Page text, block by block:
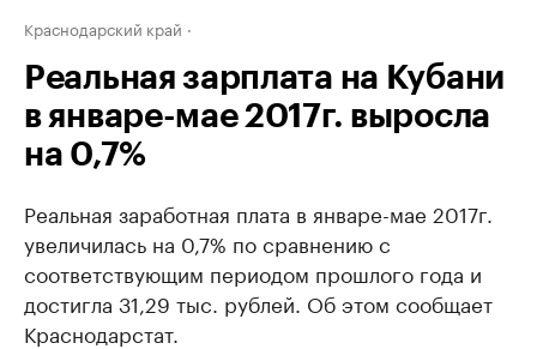
Краснодарский край
Реальная зарплата на Кубани
в январе-мае 2017г. выросла
на 0,7%
Реальная заработная плата в январе-мае 2017г.
увеличилась на 0,7% по сравнению с
соответствующим периодом прошлого года и
достигла 31,29 тыс. рублей. Об этом сообщает
Краснодарстат.